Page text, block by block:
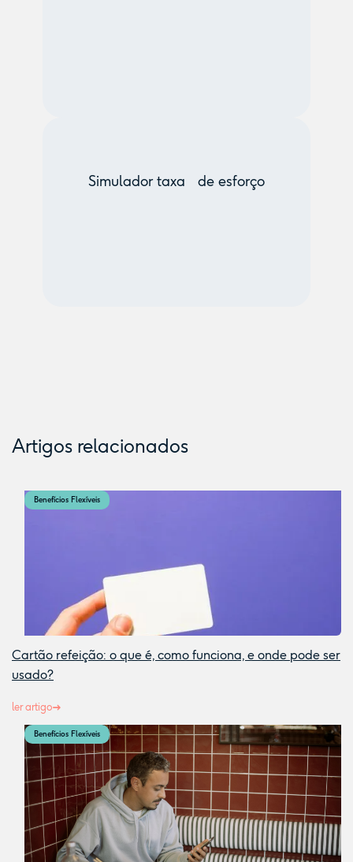
Simulador taxa de esforço
Artigos relacionados
Benefícios Flexíveis
Cartão refeição: o que é, como funciona, e onde pode ser
usado?
ler artigo
Benefícios Flexíveis